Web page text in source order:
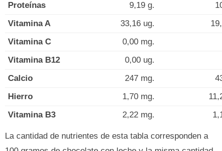
Proteínas
9,19 g.
Vitamina A
33,16 ug.
Vitamina C
0,00 mg.
Vitamina B12
0,00 ug.
Calcio
247 mg.
Hierro
1,70 mg.
Vitamina B3
2,22 mg.
La cantidad de nutrientes de esta tabla corresponden a